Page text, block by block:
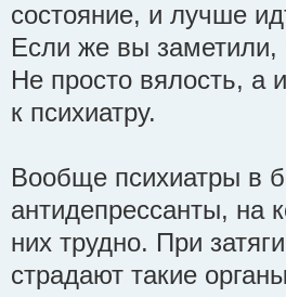
состояние, и лучше
Если же вы заметили,
Не просто вялость, а
к психиатру.
Вообще психиатры в
антидепрессанты, на
них трудно. При
страдают такие